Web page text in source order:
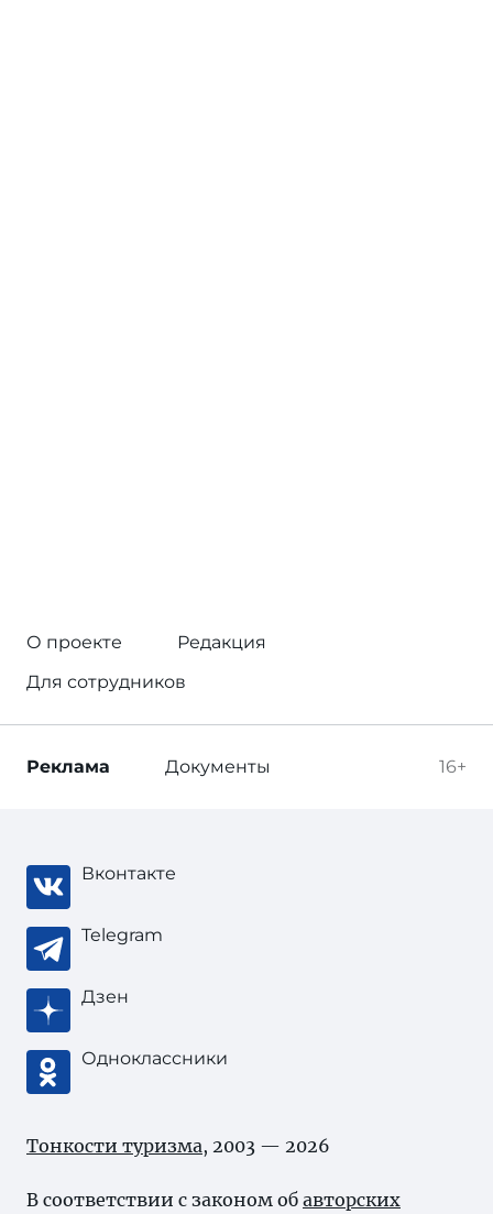
О проекте
Редакция
Для сотрудников
16+
Реклама Документы
Вконтакте
Telegram
Дзен
Одноклассники
Тонкости туризма, 2003 — 2026
В соответствии с законом об авторских